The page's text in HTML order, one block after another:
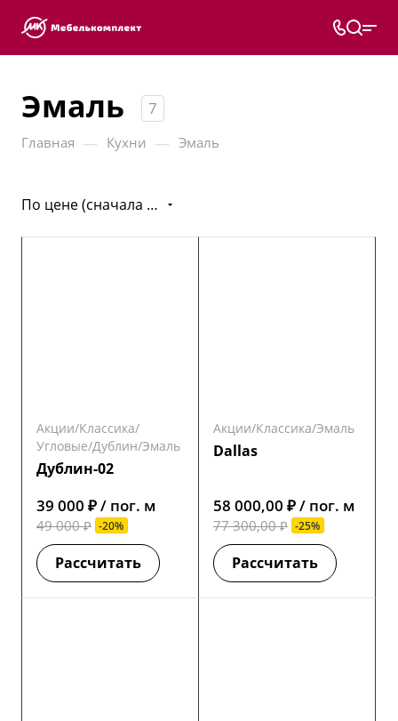
Эмаль 7
Главная — Кухни — Эмаль
По цене (сначала дешёвые)
Акции/Классика/
Угловые/Дублин/Эмаль
Дублин-02
39 000 ₽ / пог. м
49 000 ₽ -20%
Рассчитать
Акции/Классика/Эмаль
Dallas
58 000,00 ₽ / пог. м
77 300,00 ₽ -25%
Рассчитать